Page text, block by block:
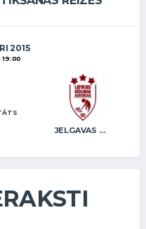
2015
19:00
JELGAVAS KĒRLINGA KLUBS / D.ZĪLE J.RĒDLIHS